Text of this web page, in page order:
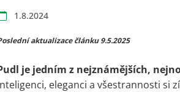
1.8.2024
aktualizace článku 9.5.2025
je jedním z nejznámějších,
eleganci a všestrannosti si